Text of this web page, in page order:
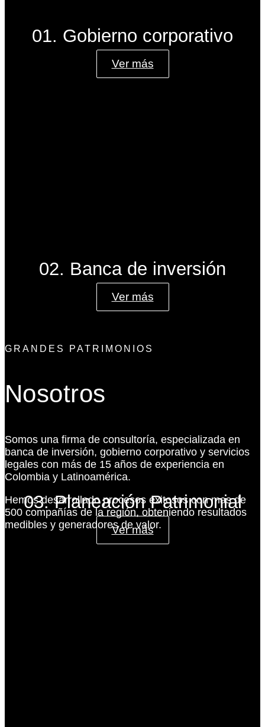
01. Gobierno corporativo
Ver más
02. Banca de inversión
Ver más
03. Planeación Patrimonial
Ver más
GRANDES PATRIMONIOS
Nosotros
Somos una firma de consultoría, especializada en
banca de inversión, gobierno corporativo y servicios
legales con más de 15 años de experiencia en
Colombia y Latinoamérica.
Hemos desarrollado procesos exitosos con mas de
500 compañías de la región, obteniendo resultados
medibles y generadores de valor.